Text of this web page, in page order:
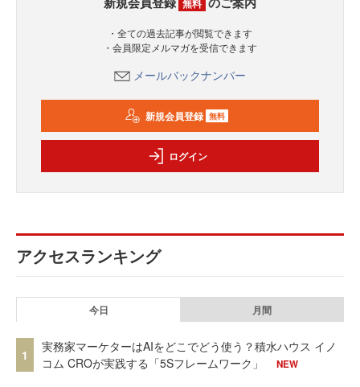
無料
・全ての過去記事が閲覧できます
・会員限定メルマガを受信できます
メールバックナンバー
新規会員登録 無料
ログイン
アクセスランキング
今日 月間
1
実務家マーケターはAIをどこでどう使う？積水ハウス イノ
コム CROが実践する「5Sフレームワーク」
NEW